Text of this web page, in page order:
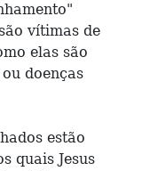
vítimas de
elas são
doenças
estão
quais Jesus